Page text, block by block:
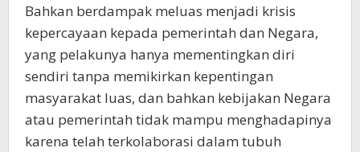
Bahkan berdampak meluas menjadi krisis
kepercayaan kepada pemerintah dan Negara,
yang pelakunya hanya mementingkan diri
sendiri tanpa memikirkan kepentingan
masyarakat luas, dan bahkan kebijakan Negara
atau pemerintah tidak mampu menghadapinya
karena telah terkolaborasi dalam tubuh